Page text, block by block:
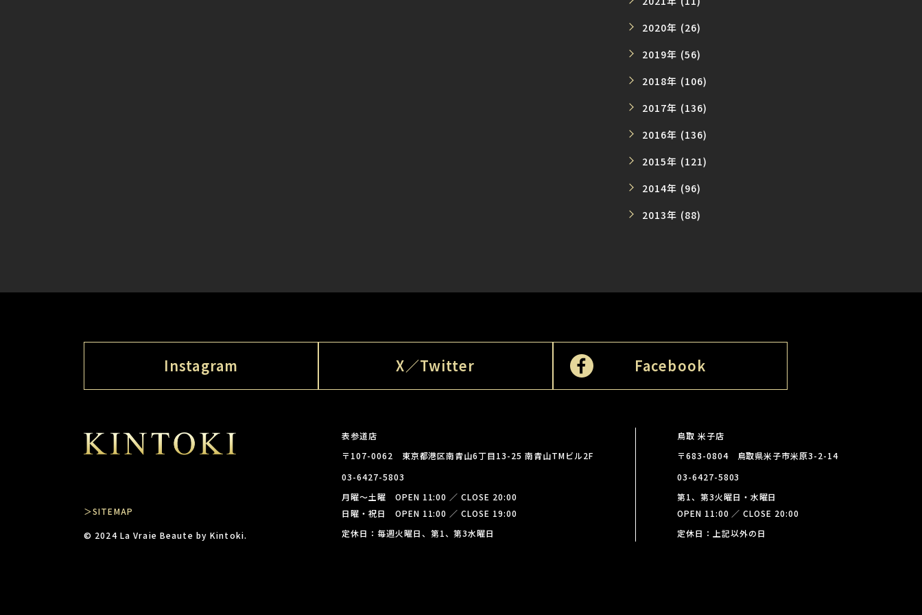
2020年 (26)
2019年 (56)
2018年 (106)
2017年 (136)
2016年 (136)
2015年 (121)
2014年 (96)
2013年 (88)
Instagram X／Twitter Facebook
表参道店
〒107-0062 東京都港区南青山6丁目13-25 南青山TMビル2F
03-6427-5803
月曜～土曜 OPEN 11:00 ／ CLOSE 20:00
日曜・祝日 OPEN 11:00 ／ CLOSE 19:00
定休日：毎週火曜日、第1、第3水曜日
鳥取 米子店
〒683-0804 鳥取県米子市米原3-2-14
03-6427-5803
第1、第3火曜日・水曜日
OPEN 11:00 ／ CLOSE 20:00
定休日：上記以外の日
＞SITEMAP
© 2024 La Vraie Beaute by Kintoki.